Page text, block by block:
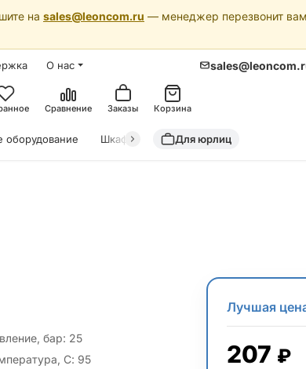
на sales@leoncom.ru — менеджер перезвонит
О нас
Сравнение Заказы Корзина
оборудование Шкафы автоматики Драйкулеры
Для юрлиц
бар: 25
С: 95
Лучшая
207 ₽